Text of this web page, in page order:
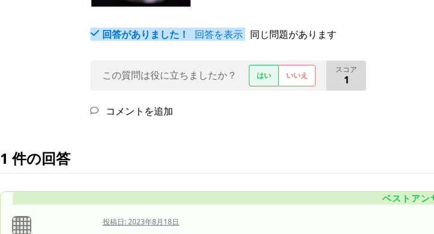
回答がありました！ 回答を表示 同じ問題があります
この質問は役に立ちましたか？ はい いいえ
スコア
1
コメントを追加
1 件の回答
ベストアン
投稿日:2023年8月18日